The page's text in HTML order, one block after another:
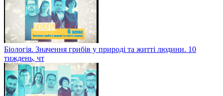
Біологія. Значення грибів у природі та житті людини. 10
тиждень, чт